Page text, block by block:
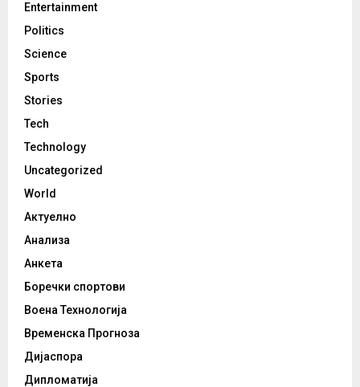
Entertainment
Politics
Science
Sports
Stories
Tech
Technology
Uncategorized
World
Актуелно
Анализа
Анкета
Боречки спортови
Воена Технологија
Временска Прогноза
Дијаспора
Дипломатија